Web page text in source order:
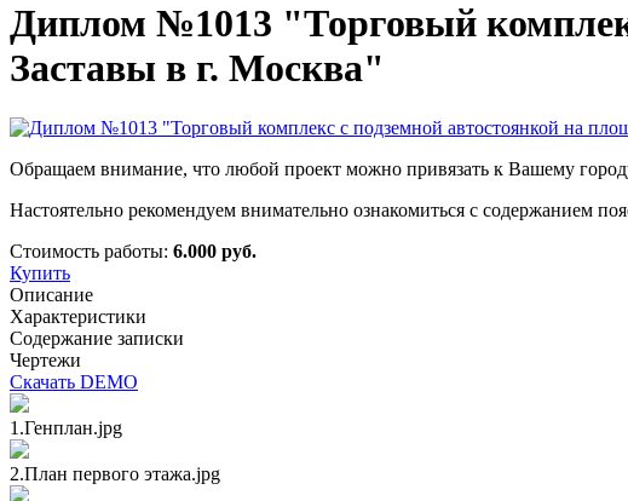
Диплом №1013 "Торговый
Заставы в г. Москва"
Обращаем внимание, что любой проект можно привязать к Вашему
Настоятельно рекомендуем внимательно ознакомиться с содержанием
Стоимость работы: 6.000 руб.
Купить
Описание
Характеристики
Содержание записки
Чертежи
Скачать DEMO
1.Генплан.jpg
2.План первого этажа.jpg